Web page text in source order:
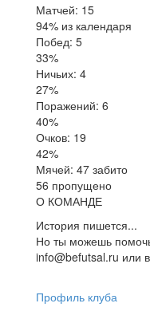
Матчей: 15
94% из календаря
Побед: 5
33%
Ничьих: 4
27%
Поражений: 6
40%
Очков: 19
42%
Мячей: 47 забито
56 пропущено
О КОМАНДЕ
История пишется...
Но ты можешь
info@befutsal.ru или в
Профиль клуба